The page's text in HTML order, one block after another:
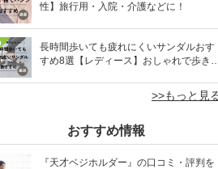
性】旅行用・入院・介護などに！
長時間歩いても疲れにくいサンダルおす
すめ8選【レディース】おしゃれで歩き
>>もっと見
おすすめ情報
『天才ベジホルダー』の口コミ・評判を